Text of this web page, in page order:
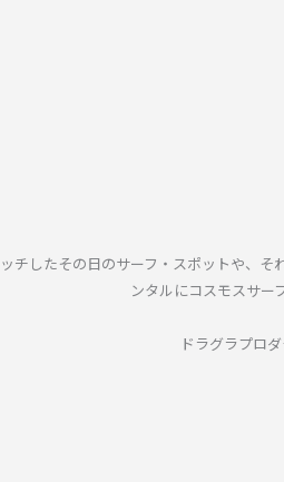
チしたその日のサーフ・スポットや、
ンタルにコスモスサー
ドラグラプロ